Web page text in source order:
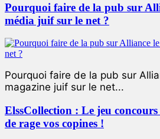
Pourquoi faire de la pub sur
média juif sur le net ?
Pourquoi faire de la pub sur
magazine juif sur le net...
ElssCollection : Le jeu
de rage vos copines !